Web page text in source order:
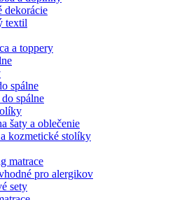
dekorácie
textil
a toppery
spálne
spálne
šaty a oblečenie
kozmetické stolíky
matrace
pro alergikov
sety